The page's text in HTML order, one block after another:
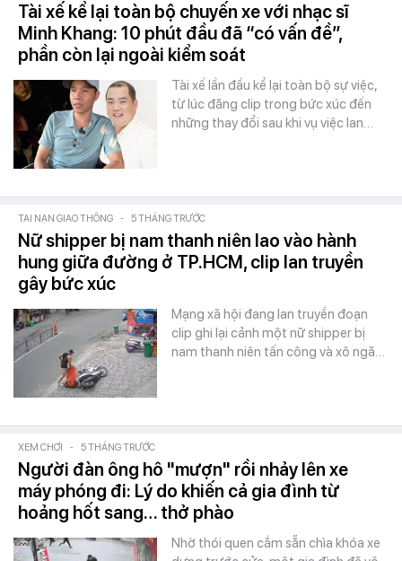
Tài xế kể lại toàn bộ chuyến xe với nhạc sĩ
Minh Khang: 10 phút đầu đã “có vấn đề”,
phần còn lại ngoài kiểm soát
Tài xế lần đầu kể lại toàn bộ sự việc,
từ lúc đăng clip trong bức xúc đến
những thay đổi sau khi vụ việc lan…
TAI NẠN GIAO THÔNG - 5 THÁNG TRƯỚC
Nữ shipper bị nam thanh niên lao vào hành
hung giữa đường ở TP.HCM, clip lan truyền
gây bức xúc
Mạng xã hội đang lan truyền đoạn
clip ghi lại cảnh một nữ shipper bị
nam thanh niên tấn công và xô ngã…
XEM CHƠI - 5 THÁNG TRƯỚC
Người đàn ông hô "mượn" rồi nhảy lên xe
máy phóng đi: Lý do khiến cả gia đình từ
hoảng hốt sang… thở phào
Nhờ thói quen cắm sẵn chìa khóa xe